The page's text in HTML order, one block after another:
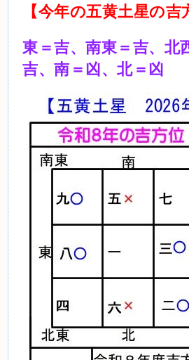
【今年の五黄土星の吉
東＝吉、南東＝吉、北
吉、南＝凶、北＝凶